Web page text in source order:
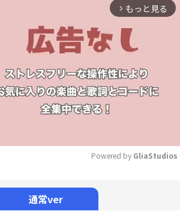
arrow_forward_ios もっと見る
Powered by GliaStudios
通常ver